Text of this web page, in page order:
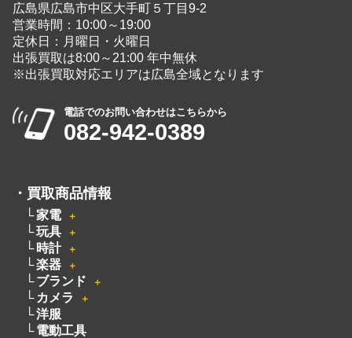
広島県広島市中区大手町５丁目9-2
営業時間：10:00～19:00
定休日：月曜日・火曜日
出張買取は8:00～21:00 年中無休
※出張買取対応エリアは広島全域となります
電話でのお問い合わせはこちらから
082-942-0389
・ 買取商品情報
家電 ＋
玩具 ＋
時計 ＋
楽器 ＋
ブランド ＋
カメラ ＋
洋服
電動工具